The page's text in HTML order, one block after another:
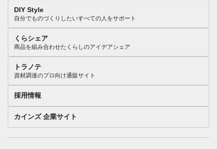
DIY Style
自分でものづくりしたいすべての人をサポート
くらシェア
商品を組み合わせたくらしのアイデアシェア
トラノテ
資材調達のプロ向け通販サイト
採用情報
カインズ 企業サイト